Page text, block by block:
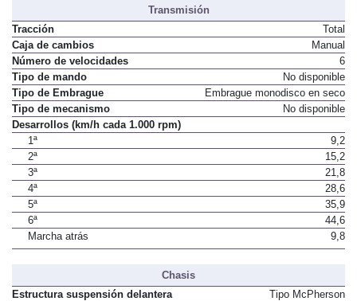
Transmisión
Tracción
Total
Caja de cambios
Manual
Número de velocidades
6
Tipo de mando
No disponible
Tipo de Embrague
Embrague monodisco en seco
Tipo de mecanismo
No disponible
Desarrollos (km/h cada 1.000 rpm)
1ª
9,2
2ª
15,2
3ª
21,8
4ª
28,6
5ª
35,9
6ª
44,6
Marcha atrás
9,8
Chasis
Estructura suspensión delantera
Tipo McPherson